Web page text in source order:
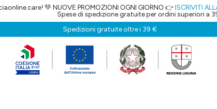
💚 NUOVE PROMOZIONI OGNI GIORNO 👉ISCRIVITI ALLA
Spese di spedizione gratuite per ordini superiori a
Spedizioni gratuite oltre i 39 €